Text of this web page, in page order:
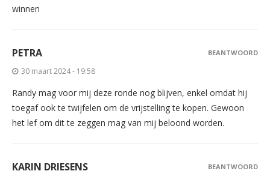
winnen
PETRA
30 maart 2024 - 19:58
Randy mag voor mij deze ronde nog blijven, enkel omdat hij
toegaf ook te twijfelen om de vrijstelling te kopen. Gewoon
het lef om dit te zeggen mag van mij beloond worden.
BEANTWOORD
KARIN DRIESENS BEANTWOORD